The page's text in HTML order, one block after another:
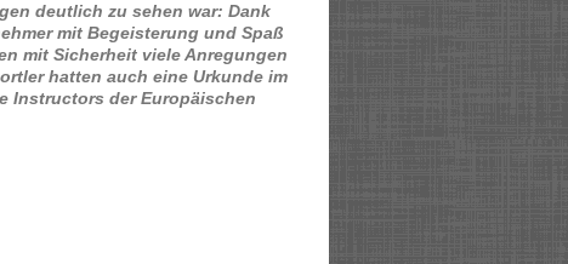
deutlich zu sehen war: Dank
mit Begeisterung und Spaß
mit Sicherheit viele Anregungen
hatten auch eine Urkunde im
Instructors der Europäischen